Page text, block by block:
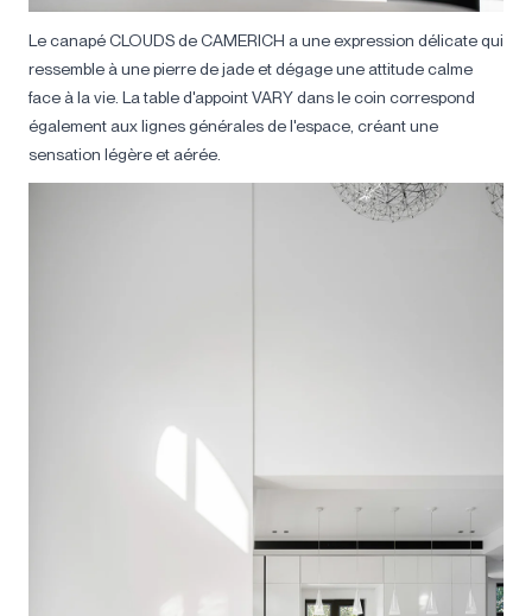
Le canapé CLOUDS de CAMERICH a une expression délicate qui
ressemble à une pierre de jade et dégage une attitude calme
face à la vie. La table d'appoint VARY dans le coin correspond
également aux lignes générales de l'espace, créant une
sensation légère et aérée.